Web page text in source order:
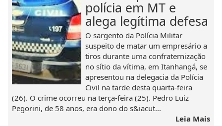
polícia em MT e
alega legítima defesa
O sargento da Polícia Militar
suspeito de matar um empresário a
tiros durante uma confraternização
no sítio da vítima, em Itanhangá, se
apresentou na delegacia da Polícia
Civil na tarde desta quarta-feira
(26). O crime ocorreu na terça-feira (25). Pedro Luiz
Pegorini, de 58 anos, era dono do s&iacut...
Leia Mais